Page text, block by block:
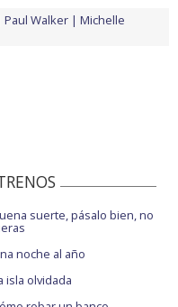
Paul Walker
Michelle
suerte, pásalo bien, no
noche al año
isla olvidada